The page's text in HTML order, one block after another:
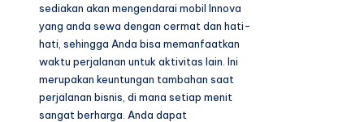
sediakan akan mengendarai mobil Innova
yang anda sewa dengan cermat dan hati-
hati, sehingga Anda bisa memanfaatkan
waktu perjalanan untuk aktivitas lain. Ini
merupakan keuntungan tambahan saat
perjalanan bisnis, di mana setiap menit
sangat berharga. Anda dapat